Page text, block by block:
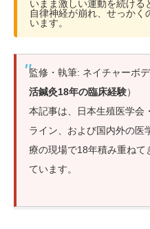
いまま激しい運動を続ける
自律神経が崩れ、せっかく
います。
監修・執筆: ネイチャーボ
活鍼灸18年の臨床経験）
本記事は、日本生殖医学会
ライン、および国内外の医
療の現場で18年積み重ねて
ています。